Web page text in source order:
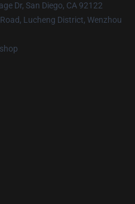
Dr, San Diego, CA 92122
Lucheng District, Wenzhou